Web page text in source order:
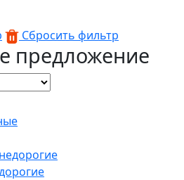
Сбросить фильтр
предложение